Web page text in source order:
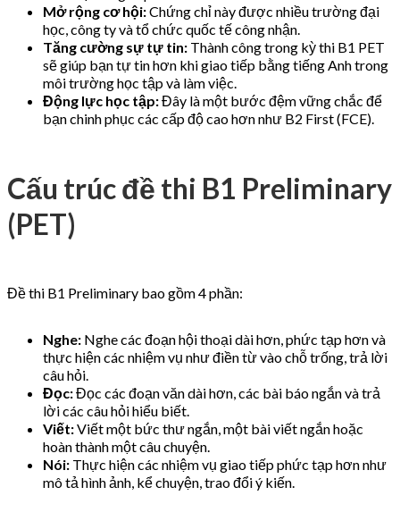
Mở rộng cơ hội:Chứng chỉ này được nhiều trường đại
học, công ty và tổ chức quốc tế công nhận.
Tăng cường sự tự tin: Thành công trong kỳ thi B1 PET
sẽ giúp bạn tự tin hơn khi giao tiếp bằng tiếng Anh trong
môi trường học tập và làm việc.
Động lực học tập:Đây là một bước đệm vững chắc để
bạn chinh phục các cấp độ cao hơn như B2 First (FCE).
Cấu trúc đề thi B1 Preliminary
(PET)
Đề thi B1 Preliminary bao gồm 4 phần:
Nghe: Nghe các đoạn hội thoại dài hơn, phức tạp hơn và
thực hiện các nhiệm vụ như điền từ vào chỗ trống, trả lời
câu hỏi.
Đọc:Đọc các đoạn văn dài hơn, các bài báo ngắn và trả
lời các câu hỏi hiểu biết.
Viết:Viết một bức thư ngắn, một bài viết ngắn hoặc
hoàn thành một câu chuyện.
Nói: Thực hiện các nhiệm vụ giao tiếp phức tạp hơn như
mô tả hình ảnh, kể chuyện, trao đổi ý kiến.